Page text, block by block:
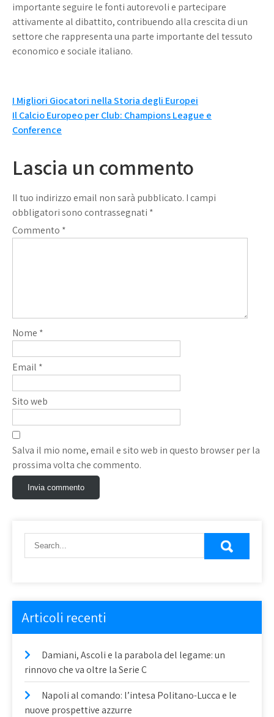
importante seguire le fonti autorevoli e partecipare
attivamente al dibattito, contribuendo alla crescita di un
settore che rappresenta una parte importante del tessuto
economico e sociale italiano.
Navigazione
articoli
I Migliori Giocatori nella Storia degli Europei
Il Calcio Europeo per Club: Champions League e
Conference
Lascia un commento
Il tuo indirizzo email non sarà pubblicato. I campi
obbligatori sono contrassegnati *
Commento *
Nome *
Email *
Sito web
Salva il mio nome, email e sito web in questo browser per la
prossima volta che commento.
Articoli recenti
Damiani, Ascoli e la parabola del legame: un
rinnovo che va oltre la Serie C
Napoli al comando: l’intesa Politano-Lucca e le
nuove prospettive azzurre